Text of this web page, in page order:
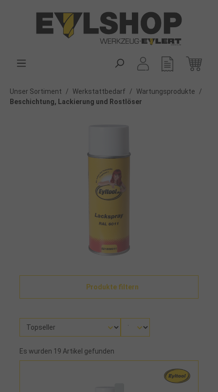
Unser Sortiment / Werkstattbedarf / Wartungsprodukte
/
Beschichtung, Lackierung und Rostlöser
Produkte filtern
Es wurden 19 Artikel gefunden